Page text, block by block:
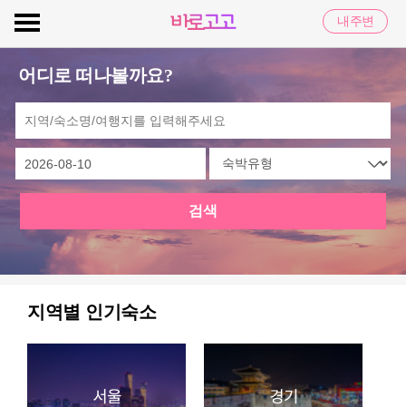
내주변
어디로 떠나볼까요?
검색
지역별 인기숙소